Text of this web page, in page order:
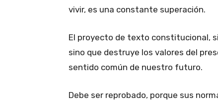
vivir, es una constante superación.
El proyecto de texto constitucional,
sino que destruye los valores del
sentido común de nuestro futuro.
Debe ser reprobado, porque sus